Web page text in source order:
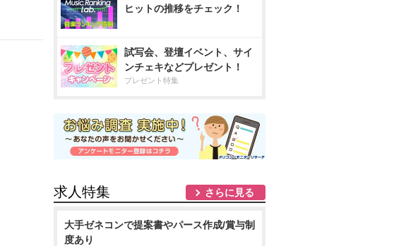
ヒットの推移をチェック！
試写会、登壇イベント、サイ
ンチェキなどプレゼント！
プレゼント特集
求人特集 さらに見る
大手ゼネコンで提案書やパース作成/賞与制
度あり